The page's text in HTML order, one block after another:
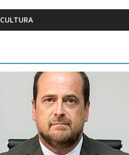
CULTURA